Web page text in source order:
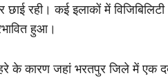
छाई रही। कई इलाकों में
हुआ।
के कारण जहां भरतपुर जिले में एक